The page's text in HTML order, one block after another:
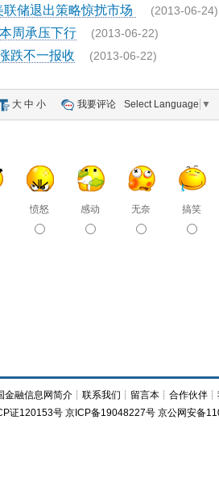
储退出策略惊扰市场 (2013-06-24)
周承压下行 (2013-06-22)
跌不一报收 (2013-06-22)
大 中 小 我要评论 Select Language ▼
愤怒 感动 无奈 搞笑
金融信息网简介 ┊联系我们 ┊ 留言本 ┊合作伙伴 ┊
证120153号 京ICP备19048227号 京公网安备